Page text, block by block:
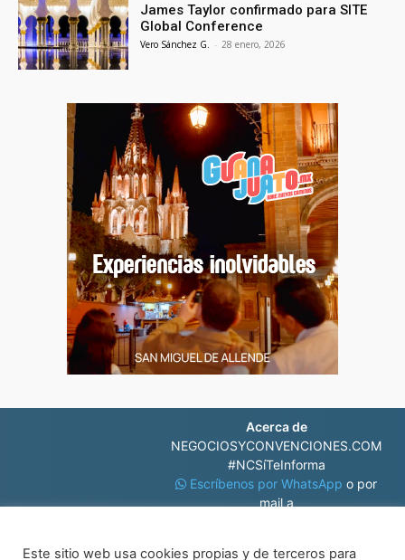
James Taylor confirmado para SITE
Global Conference
Vero Sánchez G. - 28 enero, 2026
Acerca de
NEGOCIOSYCONVENCIONES.COM
#NCSíTeInforma
Escríbenos por WhatsAppo por
mail a
Este sitio web usa cookies propias y de terceros para